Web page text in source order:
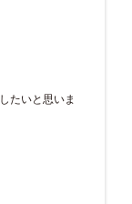
たいと思いま